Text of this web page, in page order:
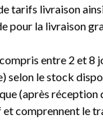
tarifs livraison
pour la livraison
entre 2 et 8
selon le stock
(après réception
comprennent le